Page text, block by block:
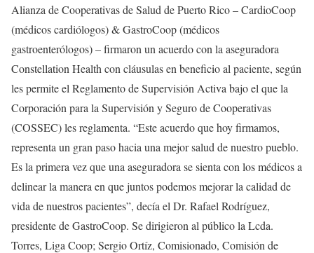
Alianza de Cooperativas de Salud de Puerto Rico – CardioCoop
(médicos cardiólogos) & GastroCoop (médicos
gastroenterólogos) – firmaron un acuerdo con la aseguradora
Constellation Health con cláusulas en beneficio al paciente, según
les permite el Reglamento de Supervisión Activa bajo el que la
Corporación para la Supervisión y Seguro de Cooperativas
(COSSEC) les reglamenta. “Este acuerdo que hoy firmamos,
representa un gran paso hacia una mejor salud de nuestro pueblo.
Es la primera vez que una aseguradora se sienta con los médicos a
delinear la manera en que juntos podemos mejorar la calidad de
vida de nuestros pacientes”, decía el Dr. Rafael Rodríguez,
presidente de GastroCoop. Se dirigieron al público la Lcda.
Torres, Liga Coop; Sergio Ortíz, Comisionado, Comisión de